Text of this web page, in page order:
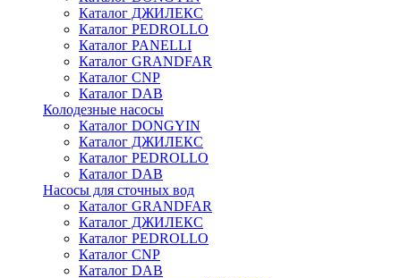
Каталог ДЖИЛЕКС
Каталог PEDROLLO
Каталог PANELLI
Каталог GRANDFAR
Каталог CNP
Каталог DAB
Колодезные насосы
Каталог DONGYIN
Каталог ДЖИЛЕКС
Каталог PEDROLLO
Каталог DAB
Насосы для сточных вод
Каталог GRANDFAR
Каталог ДЖИЛЕКС
Каталог PEDROLLO
Каталог CNP
Каталог DAB